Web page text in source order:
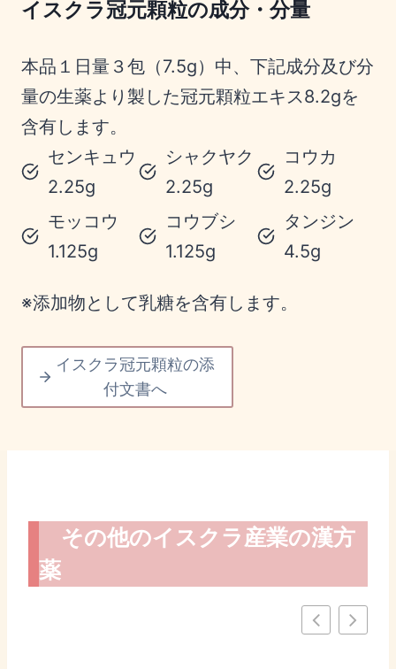
イスクラ冠元顆粒の成分・分量
本品１日量３包（7.5g）中、下記成分及び分
量の生薬より製した冠元顆粒エキス8.2gを
含有します。
センキュウ
2.25g
シャクヤク
2.25g
コウカ
2.25g
モッコウ
1.125g
コウブシ
1.125g
タンジン
4.5g
※添加物として乳糖を含有します。
イスクラ冠元顆粒の添
付文書へ
その他のイスクラ産業の漢方
薬